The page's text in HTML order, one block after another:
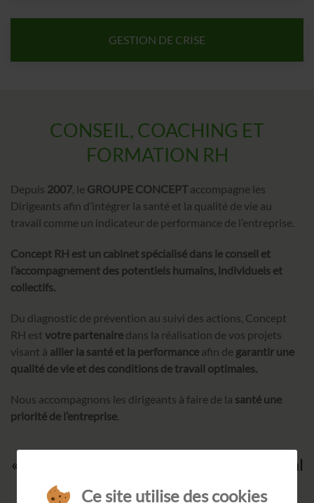
GESTION DE CRISE
CONSEIL, COACHING ET
FORMATION RH
Depuis 2007, le GROUPE CONCEPTaccompagne les
Dirigeants afin d’intégrer la santé et la qualité de vie au
travail comme un indicateur de performance de l’entreprise.
Concept RH est un cabinet spécialisé dans le conseil et
l’accompagnement des potentiels humains, individuels et
collectifs.
Du diagnostic de prévention au suivi des actions, Concept
RH est votre partenaire dans la réalisation de vos projets
visant à allier la santé et la performance afin de garantir une
qualité de vie et des conditions de travail optimales.
Nous accompagnons les dirigeants à faire de la santé une
priorité de l’entreprise.
« Faire de la santé le 1
acte managérial
en entreprise ! »
Ce site utilise des cookies